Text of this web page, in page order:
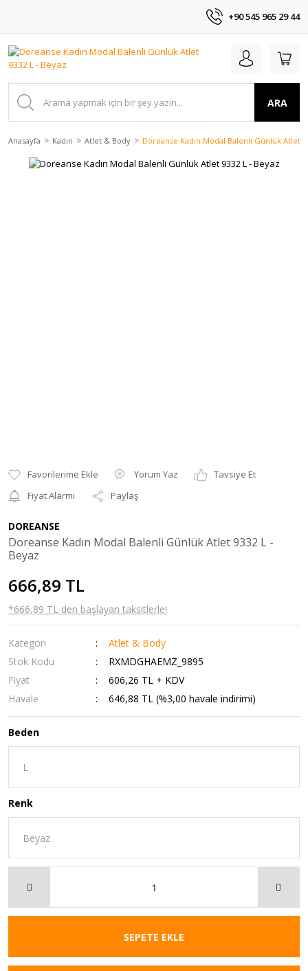
+90 545 965 29 44
ARA
Anasayfa Kadın Atlet & Body Doreanse Kadın Modal Balenli Günlük Atlet
Yorum Yaz
Tavsiye Et
Fiyat Alarmı
Paylaş
DOREANSE
Doreanse Kadın Modal Balenli Günlük Atlet 9332 L -
Beyaz
666,89 TL
*666,89 TL den başlayan taksitlerle!
Kategori
Atlet & Body
Stok Kodu
RXMDGHAEMZ_9895
Fiyat
606,26 TL + KDV
Havale
646,88 TL (%3,00 havale indirimi)
Beden
Renk
SEPETE EKLE